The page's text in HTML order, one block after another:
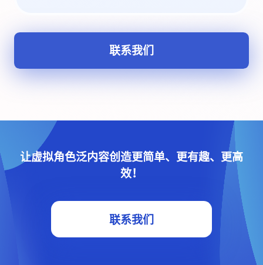
联系我们
让虚拟角色泛内容创造更简单、更有趣、更高
效！
联系我们